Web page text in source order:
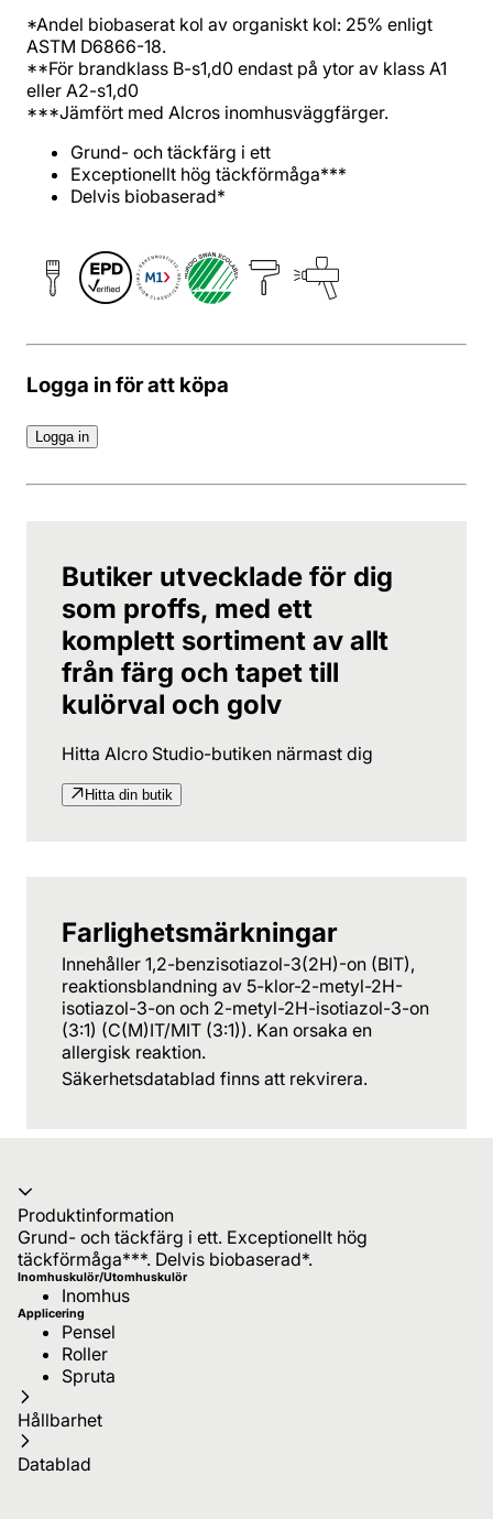
*Andel biobaserat kol av organiskt kol: 25% enligt
ASTM D6866-18.
**För brandklass B-s1,d0 endast på ytor av klass A1
eller A2-s1,d0
***Jämfört med Alcros inomhusväggfärger.
Grund- och täckfärg i ett
Exceptionellt hög täckförmåga***
Delvis biobaserad*
Logga in för att köpa
Logga in
Butiker utvecklade för dig
som proffs, med ett
komplett sortiment av allt
från färg och tapet till
kulörval och golv
Hitta Alcro Studio-butiken närmast dig
Hitta din butik
Farlighetsmärkningar
Innehåller 1,2-benzisotiazol-3(2H)-on (BIT),
reaktionsblandning av 5-klor-2-metyl-2H-
isotiazol-3-on och 2-metyl-2H-isotiazol-3-on
(3:1) (C(M)IT/MIT (3:1)). Kan orsaka en
allergisk reaktion.
Säkerhetsdatablad finns att rekvirera.
Produktinformation
Grund- och täckfärg i ett. Exceptionellt hög
täckförmåga***. Delvis biobaserad*.
Inomhuskulör/Utomhuskulör
Inomhus
Applicering
Pensel
Roller
Spruta
Hållbarhet
Datablad